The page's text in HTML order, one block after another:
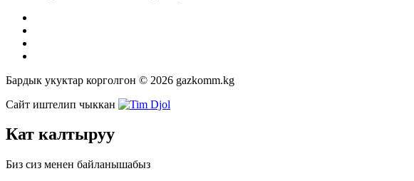
Бардык укуктар корголгон © 2026 gazkomm.kg
Сайт иштелип чыккан
Кат калтыруу
Биз сиз менен байланышабыз